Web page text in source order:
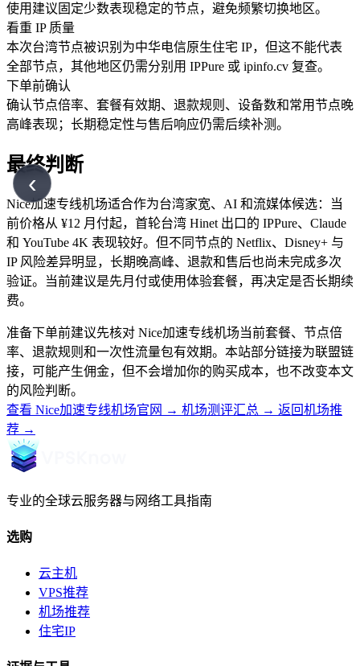
‹
使用建议固定少数表现稳定的节点，避免频繁切换地区。
看重 IP 质量
本次台湾节点被识别为中华电信原生住宅 IP，但这不能代表
全部节点，其他地区仍需分别用 IPPure 或 ipinfo.cv 复查。
下单前确认
确认节点倍率、套餐有效期、退款规则、设备数和常用节点晚
高峰表现；长期稳定性与售后响应仍需后续补测。
最终判断
Nice加速专线机场适合作为台湾家宽、AI 和流媒体候选：当
前价格从 ¥12 月付起，首轮台湾 Hinet 出口的 IPPure、Claude
和 YouTube 4K 表现较好。但不同节点的 Netflix、Disney+ 与
IP 风险差异明显，长期晚高峰、退款和售后也尚未完成多次
验证。当前建议是先月付或使用体验套餐，再决定是否长期续
费。
准备下单前建议先核对 Nice加速专线机场当前套餐、节点倍
率、退款规则和一次性流量包有效期。本站部分链接为联盟链
接，可能产生佣金，但不会增加你的购买成本，也不改变本文
的风险判断。
查看 Nice加速专线机场官网 → 机场测评汇总 → 返回机场推
荐 →
专业的全球云服务器与网络工具指南
选购
云主机
VPS推荐
机场推荐
住宅IP